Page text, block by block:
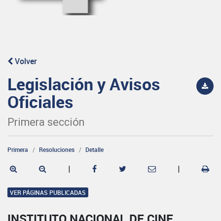
Volver
Legislación y Avisos
Oficiales
Primera sección
Primera Resoluciones Detalle
| |
VER PÁGINAS PUBLICADAS